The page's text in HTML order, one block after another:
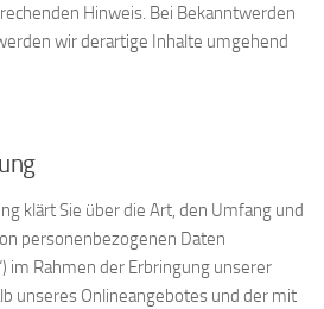
Hinweis. Bei Bekanntwerden
wir derartige Inhalte umgehend
klärt Sie über die Art, den Umfang und
personenbezogenen Daten
im Rahmen der Erbringung unserer
unseres Onlineangebotes und der mit